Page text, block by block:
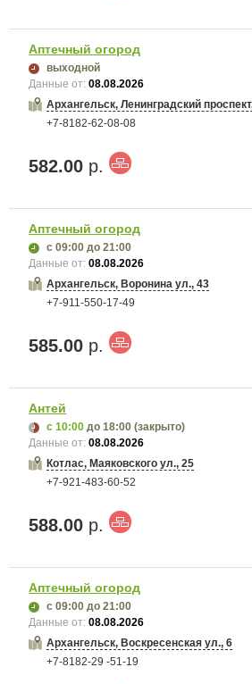
Аптечный огород
выходной
Данные от:08.08.2026
Архангельск, Ленинградский
+7-8182-62-08-08
582.00 р.
Аптечный огород
с 09:00 до 21:00
Данные от:08.08.2026
Архангельск, Воронина ул., 43
+7-911-550-17-49
585.00 р.
Антей
с 10:00 до 18:00 (закрыто)
Данные от:08.08.2026
Котлас, Маяковского ул., 25
+7-921-483-60-52
588.00 р.
Аптечный огород
с 09:00 до 21:00
Данные от:08.08.2026
Архангельск, Воскресенская ул., 6
+7-8182-29 -51-19